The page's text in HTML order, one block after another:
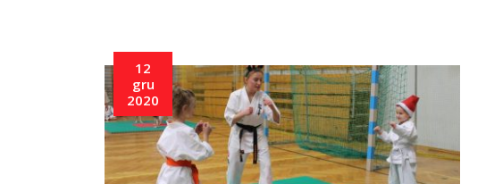
12
gru
2020